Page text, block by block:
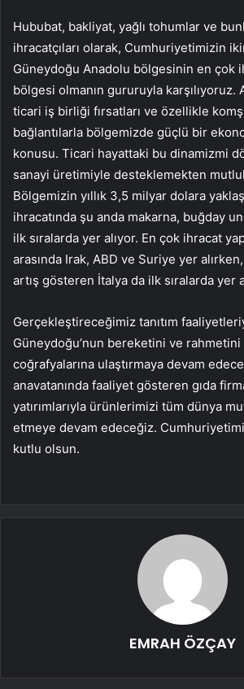
Hububat, bakliyat, yağlı tohumlar ve
ihracatçıları olarak, Cumhuriyetimizin
Güneydoğu Anadolu bölgesinin en çok
bölgesi olmanın gururuyla karşılıyoruz.
ticari iş birliği fırsatları ve özellikle
bağlantılarla bölgemizde güçlü bir
konusu. Ticari hayattaki bu dinamizmi
sanayi üretimiyle desteklemekten
Bölgemizin yıllık 3,5 milyar dolara
ihracatında şu anda makarna, buğday
ilk sıralarda yer alıyor. En çok ihracat
arasında Irak, ABD ve Suriye yer
artış gösteren İtalya da ilk sıralarda yer
Gerçekleştireceğimiz tanıtım
Güneydoğu’nun bereketini ve rahmetini
coğrafyalarına ulaştırmaya devam
anavatanında faaliyet gösteren gıda
yatırımlarıyla ürünlerimizi tüm dünya
etmeye devam edeceğiz.
kutlu olsun.
EMRAH ÖZÇAY